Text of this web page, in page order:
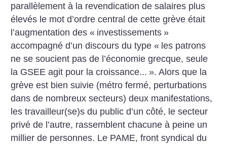
parallèlement à la revendication de salaires plus
élevés le mot d’ordre central de cette grève était
l’augmentation des « investissements »
accompagné d’un discours du type « les patrons
ne se soucient pas de l’économie grecque, seule
la GSEE agit pour la croissance... ». Alors que la
grève est bien suivie (métro fermé, perturbations
dans de nombreux secteurs) deux manifestations,
les travailleur(se)s du public d’un côté, le secteur
privé de l’autre, rassemblent chacune à peine un
millier de personnes. Le PAME, front syndical du